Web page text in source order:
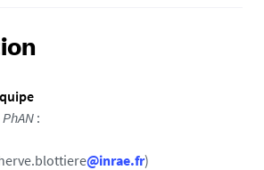
:
@inrae.fr)